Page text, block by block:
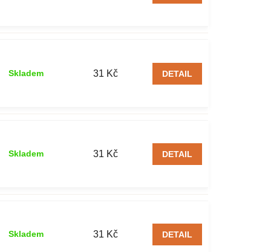
31 Kč
Skladem DETAIL
31 Kč
Skladem DETAIL
31 Kč
Skladem DETAIL